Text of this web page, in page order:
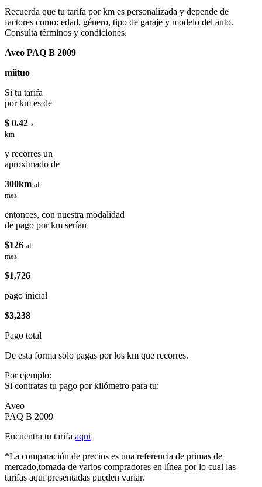
Recuerda que tu tarifa por km es personalizada y depende de
factores como: edad, género, tipo de garaje y modelo del auto.
Consulta términos y condiciones.
Aveo PAQ B 2009
miituo
Si tu tarifa
por km es de
$ 0.42 x
km
y recorres un
aproximado de
300km al
mes
entonces, con nuestra modalidad
de pago por km serían
$126 al
mes
$1,726
pago inicial
$3,238
Pago total
De esta forma solo pagas por los km que recorres.
Por ejemplo:
Si contratas tu pago por kilómetro para tu:
Aveo
PAQ B 2009
Encuentra tu tarifa aqui
*La comparación de precios es una referencia de primas de
mercado,tomada de varios compradores en línea por lo cual las
tarifas aqui presentadas pueden variar.